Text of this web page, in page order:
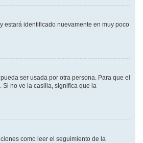
estará identificado nuevamente en muy poco
ser usada por otra persona. Para que el
Si no ve la casilla, significa que la
como leer el seguimiento de la